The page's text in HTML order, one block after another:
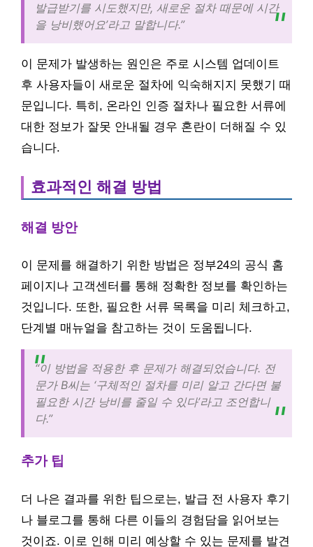
발급받기를 시도했지만, 새로운 절차 때문에 시간
을 낭비했어요’라고 말합니다.”
이 문제가 발생하는 원인은 주로 시스템 업데이트
후 사용자들이 새로운 절차에 익숙해지지 못했기 때
문입니다. 특히, 온라인 인증 절차나 필요한 서류에
대한 정보가 잘못 안내될 경우 혼란이 더해질 수 있
습니다.
효과적인 해결 방법
해결 방안
이 문제를 해결하기 위한 방법은 정부24의 공식 홈
페이지나 고객센터를 통해 정확한 정보를 확인하는
것입니다. 또한, 필요한 서류 목록을 미리 체크하고,
단계별 매뉴얼을 참고하는 것이 도움됩니다.
“이 방법을 적용한 후 문제가 해결되었습니다. 전
문가 B씨는 ‘구체적인 절차를 미리 알고 간다면 불
필요한 시간 낭비를 줄일 수 있다’라고 조언합니
다.”
추가 팁
더 나은 결과를 위한 팁으로는, 발급 전 사용자 후기
나 블로그를 통해 다른 이들의 경험담을 읽어보는
것이죠. 이로 인해 미리 예상할 수 있는 문제를 발견